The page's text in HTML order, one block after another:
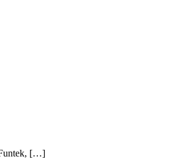
Funtek, […]